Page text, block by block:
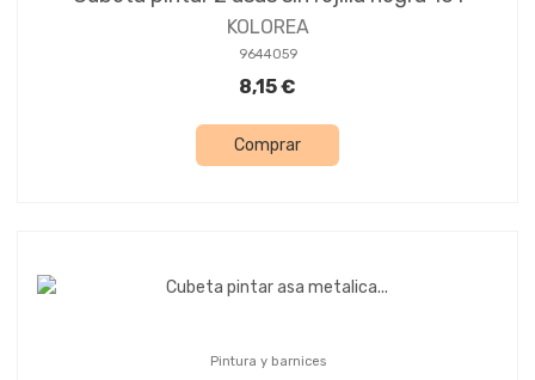
KOLOREA
9644059
8,15 €
Comprar
Pintura y barnices